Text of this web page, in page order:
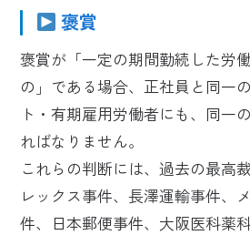
褒賞
褒賞が「一定の期間勤続した労
の」である場合、正社員と同一
ト・有期雇用労働者にも、同一
ればなりません。
これらの判断には、過去の最高
レックス事件、長澤運輸事件、
件、日本郵便事件、大阪医科薬